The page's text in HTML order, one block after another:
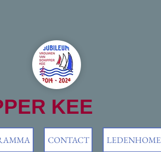
KEE
CONTACT LEDENHOME